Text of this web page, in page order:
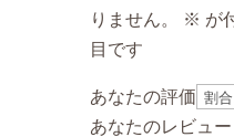
りません。
※ が
目です
あなたの評価
あなたのレビュー